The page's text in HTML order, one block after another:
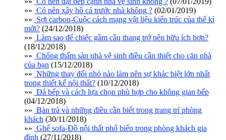
»» Có nên xây hồ cá trước nhà không ? (02/01/2019)
»» Sợi carbon-Cuộc cách mạng vật liệu kiến trúc của thế kỉ
mới? (24/12/2018)
»» Làm sao để chiếc gầm cầu thang trở nên hữu ích hơn?
(18/12/2018)
»» Chống thấm sàn nhà vệ sinh điều cần thiết cho căn nhà
của bạn (15/12/2018)
»» Những thay đổi nhỏ nào làm nên sự khác biệt lớn nhất
trong thiết kế nội thất? (10/12/2018)
»» Đá bếp và cách lựa chọn phù hợp cho không gian bếp
(04/12/2018)
»» Bàn trà và những điều cần biết trong trang trí phòng
khách (30/11/2018)
»» Ghế sofa-Đồ nội thất phổ biến trong phòng khách gia
đình (27/11/2018)